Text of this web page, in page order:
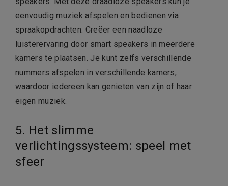
eenvoudig muziek afspelen en bedienen via
spraakopdrachten. Creëer een naadloze
luisterervaring door smart speakers in meerdere
kamers te plaatsen. Je kunt zelfs verschillende
nummers afspelen in verschillende kamers,
waardoor iedereen kan genieten van zijn of haar
eigen muziek.
5. Het slimme
verlichtingssysteem: speel met
sfeer